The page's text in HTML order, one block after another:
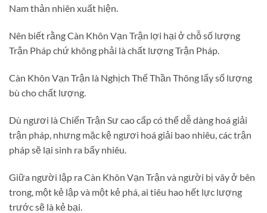
Nam thản nhiên xuất hiện.
Nên biết rằng Càn Khôn Vạn Trận lợi hại ở chỗ số lượng
Trận Pháp chứ không phải là chất lượng Trận Pháp.
Càn Khôn Vạn Trận là Nghịch Thế Thần Thông lấy số lượng
bù cho chất lượng.
Dù ngươi là Chiến Trận Sư cao cấp có thể dễ dàng hoá giải
trận pháp, nhưng mặc kệ ngươi hoá giải bao nhiêu, các trận
pháp sẽ lại sinh ra bấy nhiêu.
Giữa người lập ra Càn Khôn Vạn Trận và người bị vây ở bên
trong, một kẻ lập và một kẻ phá, ai tiêu hao hết lực lượng
trước sẽ là kẻ bại.